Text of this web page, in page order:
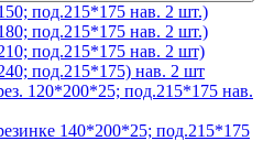
под.215*175 нав. 2 шт.)
под.215*175 нав. 2 шт.)
под.215*175 нав. 2 шт)
под.215*175) нав. 2 шт
120*200*25; под.215*175 нав.
140*200*25; под.215*175